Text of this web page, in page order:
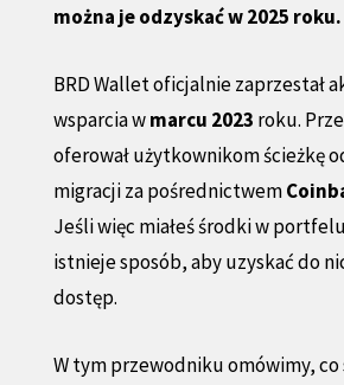
można je odzyskać w 2025 roku.
BRD Wallet oficjalnie zaprzestał
wsparcia wmarcu 2023 roku.
oferował użytkownikom ścieżkę
migracji za pośrednictwem
Jeśli więc miałeś środki w
istnieje sposób, aby uzyskać do
dostęp.
W tym przewodniku omówimy, co